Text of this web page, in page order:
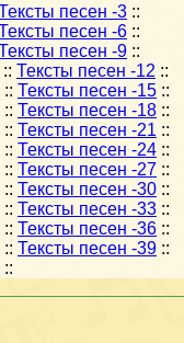
песен -3 ::
песен -6 ::
песен -9 ::
:: Тексты песен -12 ::
:: Тексты песен -15 ::
:: Тексты песен -18 ::
:: Тексты песен -21 ::
:: Тексты песен -24 ::
:: Тексты песен -27 ::
:: Тексты песен -30 ::
:: Тексты песен -33 ::
:: Тексты песен -36 ::
:: Тексты песен -39 ::
::